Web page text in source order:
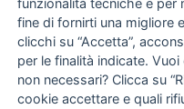
Associato
funzionalità tecniche e per
fine di fornirti una migliore
clicchi su “Accetta”,
per le finalità indicate.
non necessari? Clicca su
cookie accettare e quali